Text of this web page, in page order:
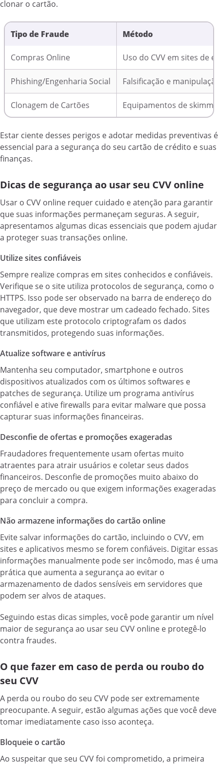
clonar o cartão.
Tipo de Fraude Método
Compras Online Uso do CVV em sites de
Phishing/Engenharia Social Falsificação e
Clonagem de Cartões Equipamentos de
Estar ciente desses perigos e adotar medidas preventivas é
essencial para a segurança do seu cartão de crédito e suas
finanças.
Dicas de segurança ao usar seu CVV online
Usar o CVV online requer cuidado e atenção para garantir
que suas informações permaneçam seguras. A seguir,
apresentamos algumas dicas essenciais que podem ajudar
a proteger suas transações online.
Utilize sites confiáveis
Sempre realize compras em sites conhecidos e confiáveis.
Verifique se o site utiliza protocolos de segurança, como o
HTTPS. Isso pode ser observado na barra de endereço do
navegador, que deve mostrar um cadeado fechado. Sites
que utilizam este protocolo criptografam os dados
transmitidos, protegendo suas informações.
Atualize software e antivírus
Mantenha seu computador, smartphone e outros
dispositivos atualizados com os últimos softwares e
patches de segurança. Utilize um programa antivírus
confiável e ative firewalls para evitar malware que possa
capturar suas informações financeiras.
Desconfie de ofertas e promoções exageradas
Fraudadores frequentemente usam ofertas muito
atraentes para atrair usuários e coletar seus dados
financeiros. Desconfie de promoções muito abaixo do
preço de mercado ou que exigem informações exageradas
para concluir a compra.
Não armazene informações do cartão online
Evite salvar informações do cartão, incluindo o CVV, em
sites e aplicativos mesmo se forem confiáveis. Digitar essas
informações manualmente pode ser incômodo, mas é uma
prática que aumenta a segurança ao evitar o
armazenamento de dados sensíveis em servidores que
podem ser alvos de ataques.
Seguindo estas dicas simples, você pode garantir um nível
maior de segurança ao usar seu CVV online e protegê-lo
contra fraudes.
O que fazer em caso de perda ou roubo do
seu CVV
A perda ou roubo do seu CVV pode ser extremamente
preocupante. A seguir, estão algumas ações que você deve
tomar imediatamente caso isso aconteça.
Bloqueie o cartão
Ao suspeitar que seu CVV foi comprometido, a primeira